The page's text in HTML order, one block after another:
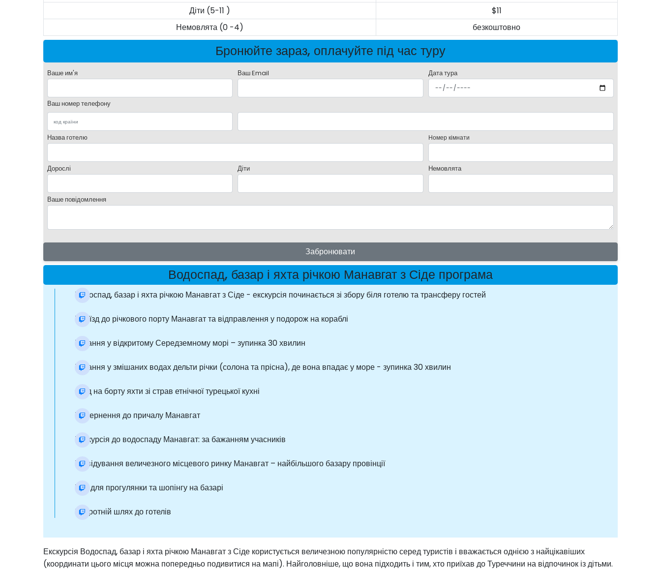
Діти (5-11 )
$11
Немовлята (0 -4)
безкоштовно
Бронюйте зараз, оплачуйте під час туру
Ваше им'я Ваш Email Дата тура
Ваш номер телефону
Назва готелю Номер кімнати
Дорослі Діти Немовлята
Ваше повідомлення
Забронювати
Водоспад, базар і яхта річкою Манавгат з Сіде програма
Водоспад, базар і яхта річкою Манавгат з Сіде - екскурсія починається зі збору біля готелю та трансферу гостей
Приїзд до річкового порту Манавгат та відправлення у подорож на кораблі
Купання у відкритому Середземному морі – зупинка 30 хвилин
Купання у змішаних водах дельти річки (солона та прісна), де вона впадає у море - зупинка 30 хвилин
Обід на борту яхти зі страв етнічної турецької кухні
Повернення до причалу Манавгат
Екскурсія до водоспаду Манавгат: за бажанням учасників
Відвідування величезного місцевого ринку Манавгат – найбільшого базару провінції
Час для прогулянки та шопінгу на базарі
Зворотній шлях до готелів
Екскурсія Водоспад, базар і яхта річкою Манавгат з Сіде користується величезною популярністю серед туристів і вважається однією з найцікавіших
(координати цього місця можна попередньо подивитися на мапі). Найголовніше, що вона підходить і тим, хто приїхав до Туреччини на відпочинок із дітьми.